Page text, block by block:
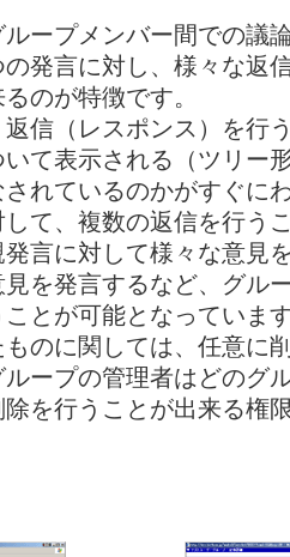
ープメンバー間での議
発言に対し、様々な返
のが特徴です。
信（レスポンス）を行
て表示される（ツリー
れているのかがすぐに
て、複数の返信を行う
言に対して様々な意見
を発言するなど、グル
とが可能となっていま
のに関しては、任意に
ープの管理者はどのグ
を行うことが出来る権